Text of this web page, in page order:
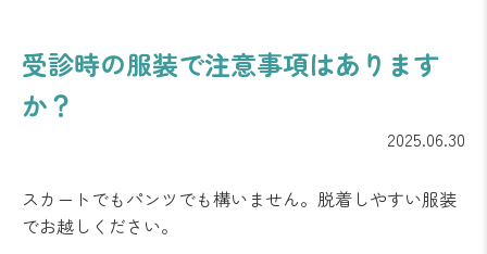
受診時の服装で注意事項はあります
か？
2025.06.30
スカートでもパンツでも構いません。脱着しやすい服装
でお越しください。